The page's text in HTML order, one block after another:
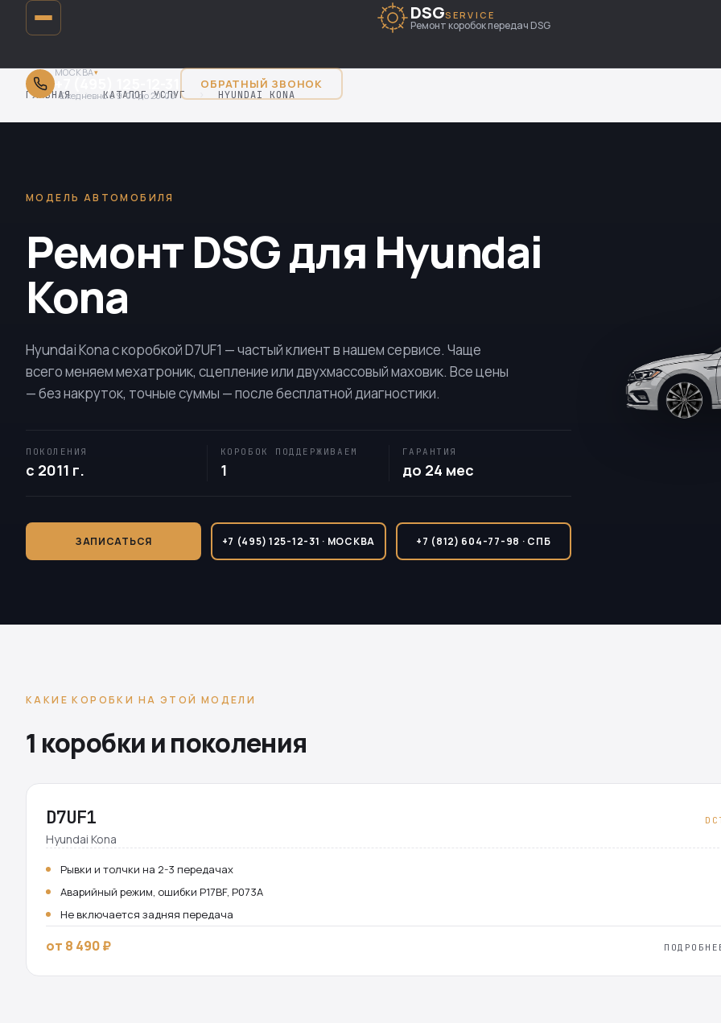
DSGSERVICE
Ремонт коробок передач DSG
МОСКВА▾
Ежедневно с 9:00 до 20:00
ОБРАТНЫЙ ЗВОНОК
ГЛАВНАЯ › КАТАЛОГ УСЛУГ HYUNDAI KONA
МОДЕЛЬ АВТОМОБИЛЯ
Ремонт DSG для Hyundai
Kona
Hyundai Kona с коробкойD7UF1 — частый клиент в нашем сервисе. Чаще
всего меняем мехатроник, сцепление или двухмассовый маховик. Все цены
— без накруток, точные суммы — после бесплатной диагностики.
ПОКОЛЕНИЯ
с 2011 г.
КОРОБОК ПОДДЕРЖИВАЕМ
1
ГАРАНТИЯ
до 24 мес
ЗАПИСАТЬСЯ +7 (495) 125-12-31 · МОСКВА +7 (812) 604-77-98 · СПБ
КАКИЕ КОРОБКИ НА ЭТОЙ МОДЕЛИ
1 коробки и поколения
D7UF1
Hyundai Kona
Рывки и толчки на 2-3 передачах
Аварийный режим, ошибки P17BF, P073A
Не включается задняя передача
от 8 490 ₽